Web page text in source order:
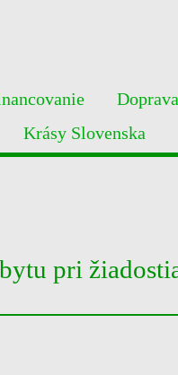
Doprava
Krásy Slovenska
pri